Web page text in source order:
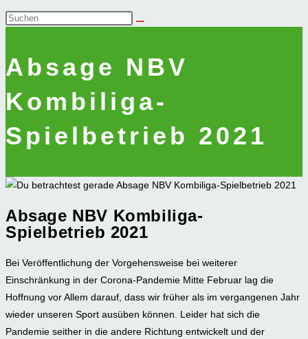
Absage NBV
Kombiliga-
Spielbetrieb 2021
Absage NBV Kombiliga-
Spielbetrieb 2021
Bei Veröffentlichung der Vorgehensweise bei weiterer
Einschränkung in der Corona-Pandemie Mitte Februar lag die
Hoffnung vor Allem darauf, dass wir früher als im vergangenen Jahr
wieder unseren Sport ausüben können. Leider hat sich die
Pandemie seither in die andere Richtung entwickelt und der